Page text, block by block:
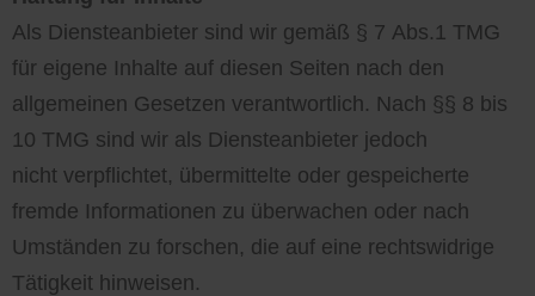
Als Diensteanbieter sind wir gemäß § 7 Abs.1 TMG
für eigene Inhalte auf diesen Seiten nach den
allgemeinen Gesetzen verantwortlich. Nach §§ 8 bis
10 TMG sind wir als Diensteanbieter jedoch
nicht verpflichtet, übermittelte oder gespeicherte
fremde Informationen zu überwachen oder nach
Umständen zu forschen, die auf eine rechtswidrige
Tätigkeit hinweisen.